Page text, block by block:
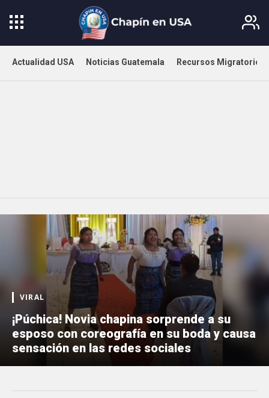
Actualidad USA Noticias Guatemala Recursos Migratorios
VIRAL
¡Púchica! Novia chapina sorprende a su
esposo con coreografía en su boda y causa
sensación en las redes sociales